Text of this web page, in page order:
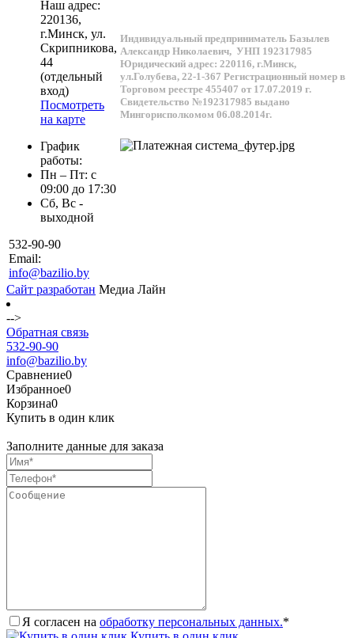
Наш адрес:
220136,
г.Минск, ул.
Скрипникова,
44
(отдельный
вход)
Посмотреть
на карте
График
работы:
Пн – Пт: с
09:00 до 17:30
Сб, Вс -
выходной
532-90-90
Email:
info@bazilio.by
Индивидуальный предприниматель Базылев
Александр Николаевич, УНП 192317985
Юридический адрес: 220116, г.Минск,
ул.Голубева, 22-1-367 Регистрационный номер в
Торговом реестре 455407 от 17.07.2019 г.
Свидетельство №192317985 выдано
Мингорисполкомом 06.08.2014г.
Сайт разработан Медиа Лайн
-->
Обратная связь
532-90-90
info@bazilio.by
Сравнение0
Избранное0
Корзина0
Купить в один клик
Заполните данные для заказа
Я согласен на обработку персональных данных.*